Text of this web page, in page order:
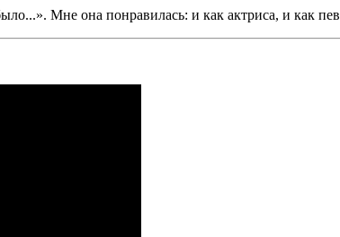
Мне она понравилась: и как актриса, и как